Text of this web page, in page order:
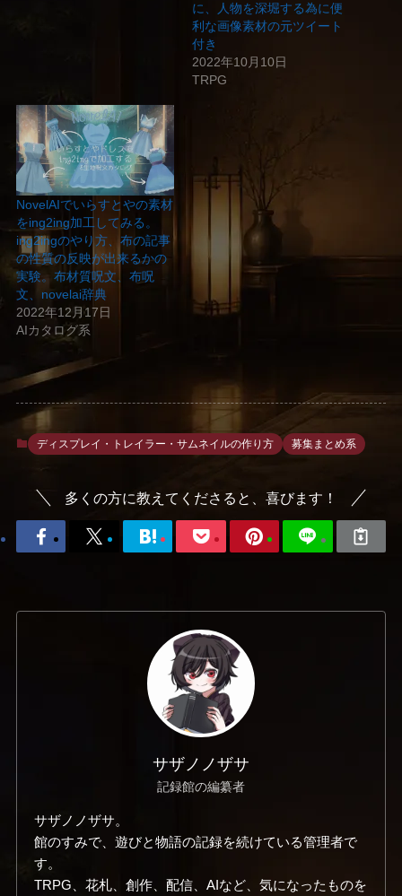
に、人物を深堀する為に便
利な画像素材の元ツイート
付き
2022年10月10日
TRPG
NovelAIでいらすとやの素材
をing2ing加工してみる。
ing2ingのやり方、布の記事
の性質の反映が出来るかの
実験。布材質呪文、布呪
文、novelai辞典
2022年12月17日
AIカタログ系
ディスプレイ・トレイラー・サムネイルの作り方 募集まとめ系
多くの方に教えてくださると、喜びます！
サザノノザサ
記録館の編纂者
サザノノザサ。
館のすみで、遊びと物語の記録を続けている管理者で
す。
TRPG、花札、創作、配信、AIなど、気になったものを